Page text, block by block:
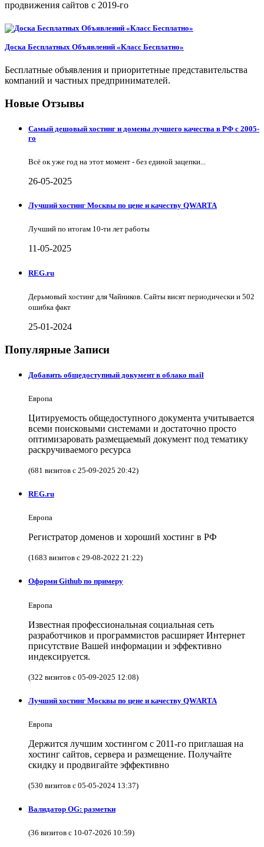
продвижения сайтов с 2019-го
Доска Бесплатных Объявлений «Класс Бесплатно»
Бесплатные объявления и приоритетные представительства
компаний и частных предпринимателей.
Новые Отзывы
Самый дешовый хостинг и домены лучшего качества в РФ с 2005-
го
Всё ок уже год на этот момент - без единой зацепки...
26-05-2025
Лучший хостинг Москвы по цене и качеству QWARTA
Лучший по итогам 10-ти лет работы
11-05-2025
REG.ru
Дерьмовый хостинг для Чайников. Сайты висят периодически и 502
ошибка факт
25-01-2024
Популярные Записи
Добавить общедоступный документ в облако mail
Европа
Цитируемость общедоступного документа учитывается
всеми поисковыми системами и достаточно просто
оптимизаровать размещаемый документ под тематику
раскручиваемого ресурса
(681 визитов с 25-09-2025 20:42)
REG.ru
Европа
Регистратор доменов и хороший хостинг в РФ
(1683 визитов с 29-08-2022 21:22)
Оформи Github по примеру
Европа
Известная профессиональная социальная сеть
разработчиков и программистов расширяет Интернет
присутствие Вашей информации и эффективно
индексируется.
(322 визитов с 05-09-2025 12:08)
Лучший хостинг Москвы по цене и качеству QWARTA
Европа
Держится лучшим хостингом с 2011-го приглашая на
хостинг сайтов, сервера и размещение. Получайте
скидку и продвигайте эффективно
(530 визитов с 05-05-2024 13:37)
Валидатор OG: разметки
(36 визитов с 10-07-2026 10:59)